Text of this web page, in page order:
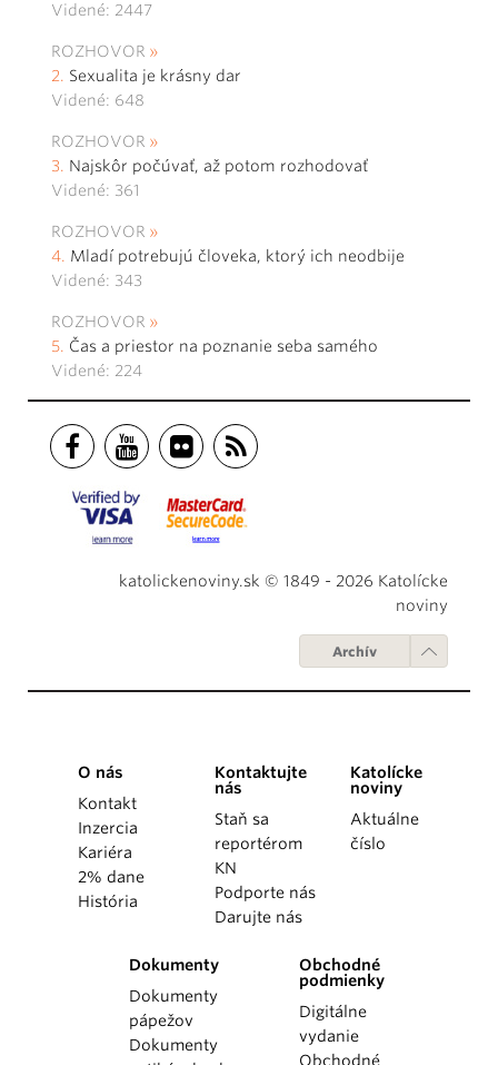
Videné: 2447
ROZHOVOR
Sexualita je krásny dar
Videné: 648
ROZHOVOR
Najskôr počúvať, až potom rozhodovať
Videné: 361
ROZHOVOR
Mladí potrebujú človeka, ktorý ich neodbije
Videné: 343
ROZHOVOR
Čas a priestor na poznanie seba samého
Videné: 224
katolickenoviny.sk © 1849 - 2026 Katolícke
noviny
Archív
O nás
Kontakt
Inzercia
Kariéra
2% dane
História
Kontaktujte
nás
Staň sa
reportérom
KN
Podporte nás
Darujte nás
Katolícke
noviny
Aktuálne
číslo
Dokumenty
Dokumenty
pápežov
Dokumenty
Obchodné
podmienky
Digitálne
vydanie
Obchodné